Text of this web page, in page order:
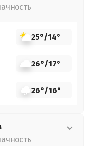
25°/14°
26°/17°
26°/16°